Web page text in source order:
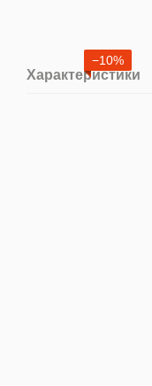
−10%
Характеристики